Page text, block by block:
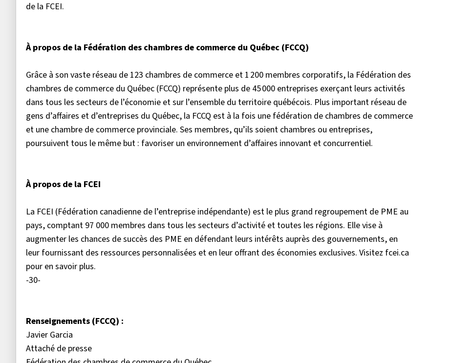
de la FCEI.
À propos de la Fédération des chambres de commerce du Québec (FCCQ)
Grâce à son vaste réseau de 123 chambres de commerce et 1 200 membres corporatifs, la Fédération des
chambres de commerce du Québec (FCCQ) représente plus de 45 000 entreprises exerçant leurs activités
dans tous les secteurs de l’économie et sur l’ensemble du territoire québécois. Plus important réseau de
gens d’affaires et d’entreprises du Québec, la FCCQ est à la fois une fédération de chambres de commerce
et une chambre de commerce provinciale. Ses membres, qu’ils soient chambres ou entreprises,
poursuivent tous le même but : favoriser un environnement d’affaires innovant et concurrentiel.
À propos de la FCEI
La FCEI (Fédération canadienne de l’entreprise indépendante) est le plus grand regroupement de PME au
pays, comptant 97 000 membres dans tous les secteurs d’activité et toutes les régions. Elle vise à
augmenter les chances de succès des PME en défendant leurs intérêts auprès des gouvernements, en
leur fournissant des ressources personnalisées et en leur offrant des économies exclusives. Visitez fcei.ca
pour en savoir plus.
-30-
Renseignements (FCCQ) :
Javier Garcia
Attaché de presse